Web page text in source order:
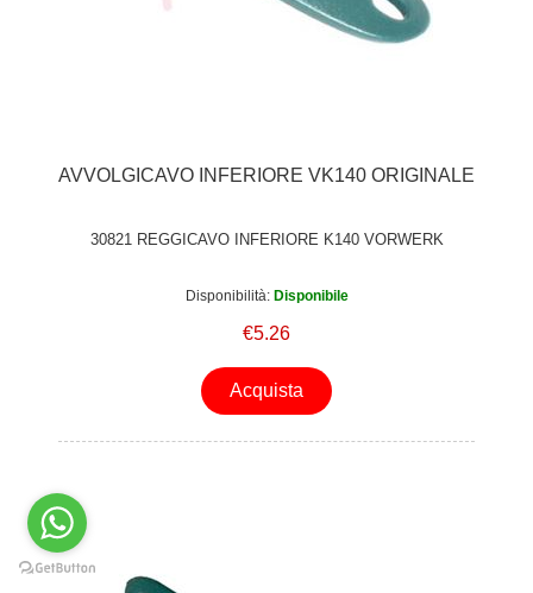
AVVOLGICAVO INFERIORE VK140 ORIGINALE
30821 REGGICAVO INFERIORE K140 VORWERK
Disponibilità: Disponibile
€5.26
Acquista